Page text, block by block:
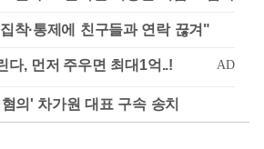
착·통제에 친구들과 연락 끊겨"
의' 차가원 대표 구속 송치